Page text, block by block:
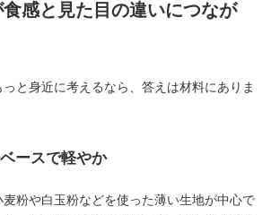
感と見た目の違いにつなが
っと身近に考えるなら、答えは材料にありま
ースで軽やか
粉や白玉粉などを使った薄い生地が中心で